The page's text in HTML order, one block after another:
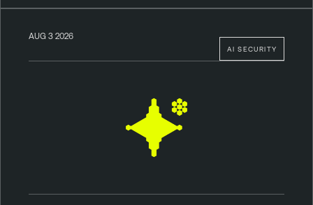
AI SECURITY
AUG 3 2026